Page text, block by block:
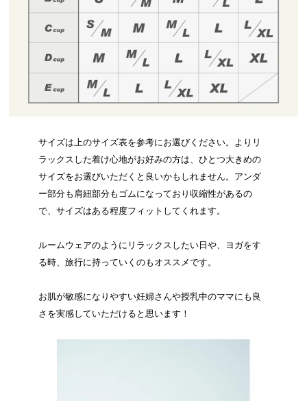
サイズは上のサイズ表を参考にお選びください。よりリ
ラックスした着け心地がお好みの方は、ひとつ大きめの
サイズをお選びいただくと良いかもしれません。アンダ
ー部分も肩紐部分もゴムになっており収縮性があるの
で、サイズはある程度フィットしてくれます。
ルームウェアのようにリラックスしたい日や、ヨガをす
る時、旅行に持っていくのもオススメです。
お肌が敏感になりやすい妊婦さんや授乳中のママにも良
さを実感していただけると思います！